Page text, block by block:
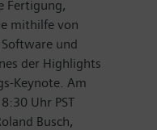
Fertigung,
mithilfe von
und
der Highlights
Keynote. Am
Uhr PST
Busch,